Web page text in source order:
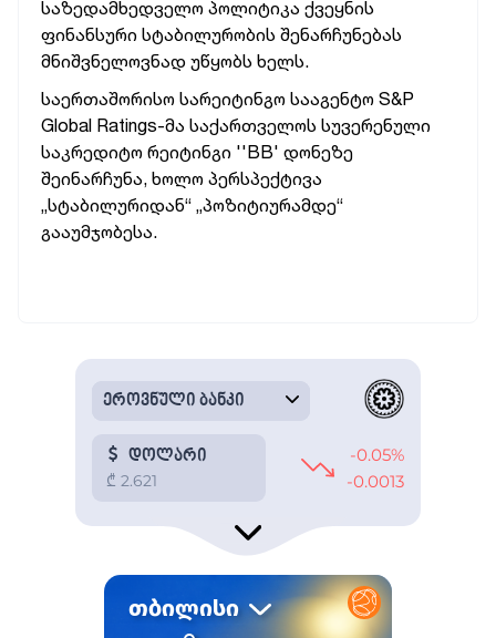
საზედამხედველო პოლიტიკა ქვეყნის
ფინანსური სტაბილურობის შენარჩუნებას
მნიშვნელოვნად უწყობს ხელს.
საერთაშორისო სარეიტინგო სააგენტო S&P
Global Ratings-მა საქართველოს სუვერენული
საკრედიტო რეიტინგი ''BB' დონეზე
შეინარჩუნა, ხოლო პერსპექტივა
„სტაბილურიდან“ „პოზიტიურამდე“
გააუმჯობესა.